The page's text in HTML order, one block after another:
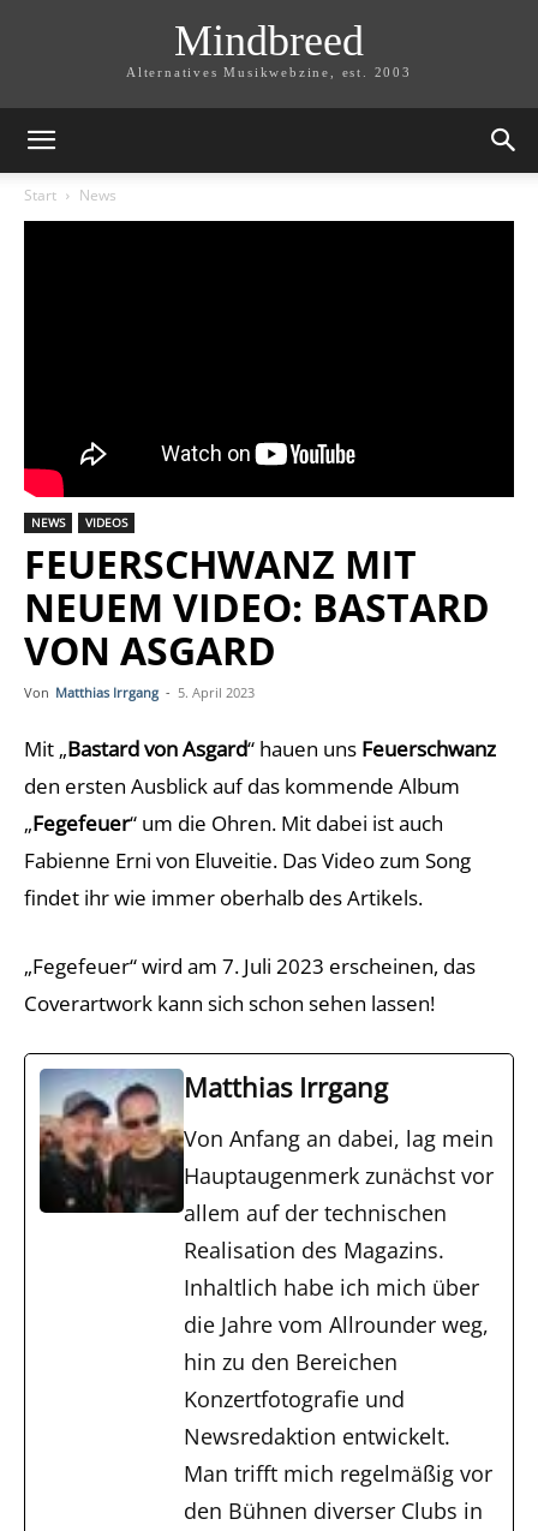
Mindbreed
Alternatives Musikwebzine, est. 2003
Start News
NEWS VIDEOS
FEUERSCHWANZ MIT
NEUEM VIDEO: BASTARD
VON ASGARD
Von Matthias Irrgang - 5. April 2023
Mit „Bastard von Asgard“ hauen uns Feuerschwanz
den ersten Ausblick auf das kommende Album
„Fegefeuer“ um die Ohren. Mit dabei ist auch
Fabienne Erni von Eluveitie. Das Video zum Song
findet ihr wie immer oberhalb des Artikels.
„Fegefeuer“ wird am 7. Juli 2023 erscheinen, das
Coverartwork kann sich schon sehen lassen!
Matthias Irrgang
Von Anfang an dabei, lag mein
Hauptaugenmerk zunächst vor
allem auf der technischen
Realisation des Magazins.
Inhaltlich habe ich mich über
die Jahre vom Allrounder weg,
hin zu den Bereichen
Konzertfotografie und
Newsredaktion entwickelt.
Man trifft mich regelmäßig vor
den Bühnen diverser Clubs in